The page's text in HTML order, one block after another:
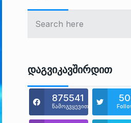
Დაგვიკავშირდით
875541
წამოგვყევით